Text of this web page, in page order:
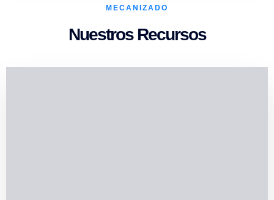
MECANIZADO
Nuestros Recursos